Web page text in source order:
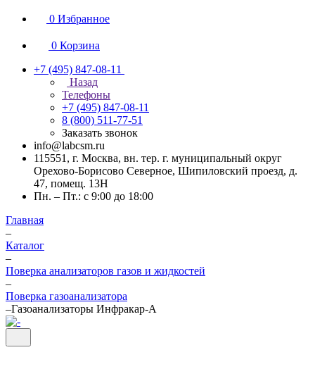
0 Избранное
0 Корзина
+7 (495) 847-08-11
Назад
Телефоны
+7 (495) 847-08-11
8 (800) 511-77-51
Заказать звонок
info@labcsm.ru
115551, г. Москва, вн. тер. г. муниципальный округ
Орехово-Борисово Северное, Шипиловский проезд, д.
47, помещ. 13Н
Пн. – Пт.: с 9:00 до 18:00
Главная
–
Каталог
–
Поверка анализаторов газов и жидкостей
–
Поверка газоанализатора
–Газоанализаторы Инфракар-А